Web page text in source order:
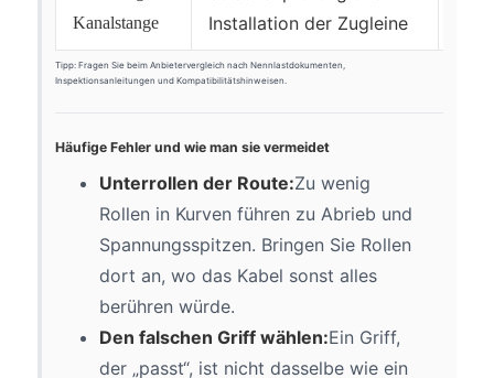
Kanalstange
Installation der Zugleine
Tipp: Fragen Sie beim Anbietervergleich nach Nennlastdokumenten,
Inspektionsanleitungen und Kompatibilitätshinweisen.
Häufige Fehler und wie man sie vermeidet
Unterrollen der Route:Zu wenig
Rollen in Kurven führen zu Abrieb und
Spannungsspitzen. Bringen Sie Rollen
dort an, wo das Kabel sonst alles
berühren würde.
Den falschen Griff wählen:Ein Griff,
der „passt“, ist nicht dasselbe wie ein